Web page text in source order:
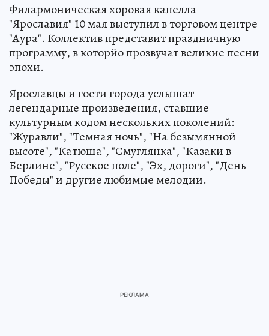
Филармоническая хоровая капелла
"Ярославия" 10 мая выступил в торговом центре
"Аура". Коллектив представит праздничную
программу, в которйо прозвучат великие песни
эпохи.
Ярославцы и гости города услышат
легендарные произведения, ставшие
культурным кодом нескольких поколений:
"Журавли", "Темная ночь", "На безымянной
высоте", "Катюша", "Смуглянка", "Казаки в
Берлине", "Русское поле", "Эх, дороги", "День
Победы" и другие любимые мелодии.